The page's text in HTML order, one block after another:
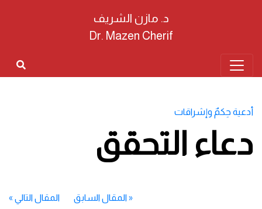
د. مازن الشريف
Dr. Mazen Cherif
أدعية حِكمٌ وإشراقات
دعاء التحقق
«المقال السابق المقال التالي »